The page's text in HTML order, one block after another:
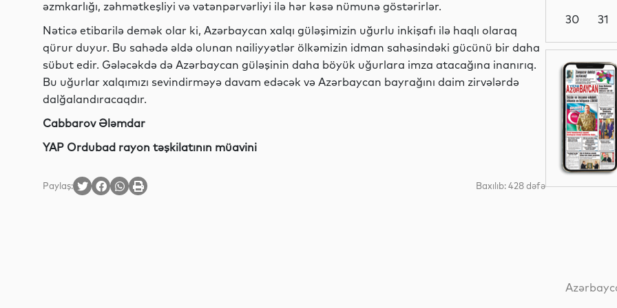
əzmkarlığı, zəhmətkeşliyi və vətənpərvərliyi ilə hər kəsə nümunə göstərirlər.
Nəticə etibarilə demək olar ki, Azərbaycan xalqı güləşimizin uğurlu inkişafı ilə haqlı olaraq
qürur duyur. Bu sahədə əldə olunan nailiyyətlər ölkəmizin idman sahəsindəki gücünü bir daha
sübut edir. Gələcəkdə də Azərbaycan güləşinin daha böyük uğurlara imza atacağına inanırıq.
Bu uğurlar xalqımızı sevindirməyə davam edəcək və Azərbaycan bayrağını daim zirvələrdə
dalğalandıracaqdır.
Cabbarov Ələmdar
YAP Ordubad rayon təşkilatının müavini
Paylaş: Baxılıb: 428 dəfə
Dünya
Elm
30
31